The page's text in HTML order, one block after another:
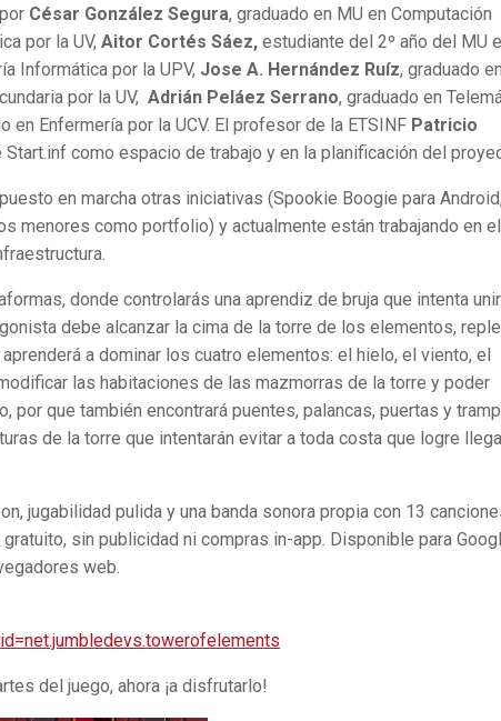
César González Segura, graduado en MU en Computación
por la UV, Aitor Cortés Sáez, estudiante del 2º año del MU
Informática por la UPV, Jose A. Hernández Ruíz, graduado
por la UV, Adrián Peláez Serrano, graduado en
en Enfermería por la UCV. El profesor de la ETSINF Patricio
como espacio de trabajo y en la planificación del
en marcha otras iniciativas (Spookie Boogie para
menores como portfolio) y actualmente están trabajando en el
donde controlarás una aprendiz de bruja que intenta
debe alcanzar la cima de la torre de los elementos,
a dominar los cuatro elementos: el hielo, el viento, el
las habitaciones de las mazmorras de la torre y poder
por que también encontrará puentes, palancas, puertas y
de la torre que intentarán evitar a toda costa que logre
jugabilidad pulida y una banda sonora propia con 13
sin publicidad ni compras in-app. Disponible para
web.
del juego, ahora ¡a disfrutarlo!